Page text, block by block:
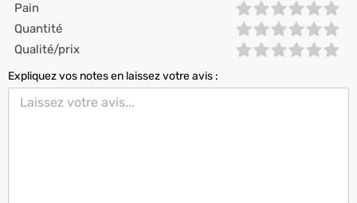
Pain
Quantité
Qualité/prix
Expliquez vos notes en laissez votre avis :